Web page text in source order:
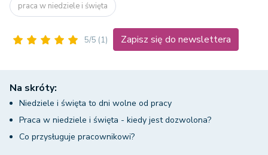
praca w niedziele i święta
5/5 (1) Zapisz się do newslettera
Na skróty:
Niedziele i święta to dni wolne od pracy
Praca w niedziele i święta - kiedy jest dozwolona?
Co przysługuje pracownikowi?